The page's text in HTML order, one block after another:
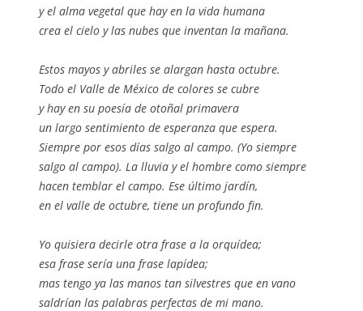
y el alma vegetal que hay en la vida humana
crea el cielo y las nubes que inventan la mañana.
Estos mayos y abriles se alargan hasta octubre.
Todo el Valle de México de colores se cubre
y hay en su poesía de otoñal primavera
un largo sentimiento de esperanza que espera.
Siempre por esos días salgo al campo. (Yo siempre
salgo al campo). La lluvia y el hombre como siempre
hacen temblar el campo. Ese último jardín,
en el valle de octubre, tiene un profundo fin.
Yo quisiera decirle otra frase a la orquídea;
esa frase sería una frase lapídea;
mas tengo ya las manos tan silvestres que en vano
saldrían las palabras perfectas de mi mano.